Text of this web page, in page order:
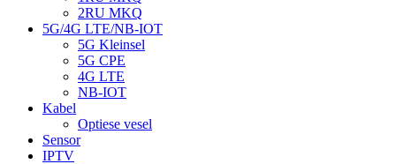
2RU MKQ
5G/4G LTE/NB-IOT
5G Kleinsel
5G CPE
4G LTE
NB-IOT
Kabel
Optiese vesel
Sensor
IPTV